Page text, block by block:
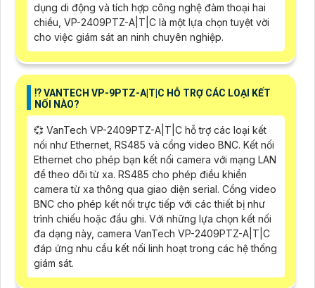
dụng di động và tích hợp công nghệ đàm thoại hai
chiều, VP-2409PTZ-A|T|C là một lựa chọn tuyệt vời
cho việc giám sát an ninh chuyên nghiệp.
⁉️ VANTECH VP-9PTZ-A|T|C HỖ TRỢ CÁC LOẠI KẾT
NỐI NÀO?
💞 VanTech VP-2409PTZ-A|T|C hỗ trợ các loại kết
nối như Ethernet, RS485 và cổng video BNC. Kết nối
Ethernet cho phép bạn kết nối camera với mạng LAN
để theo dõi từ xa. RS485 cho phép điều khiển
camera từ xa thông qua giao diện serial. Cổng video
BNC cho phép kết nối trực tiếp với các thiết bị như
trình chiếu hoặc đầu ghi. Với những lựa chọn kết nối
đa dạng này, camera VanTech VP-2409PTZ-A|T|C
đáp ứng nhu cầu kết nối linh hoạt trong các hệ thống
giám sát.